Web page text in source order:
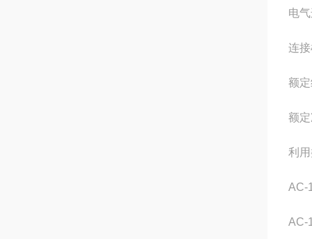
电
连
额
额
利
AC-
AC-